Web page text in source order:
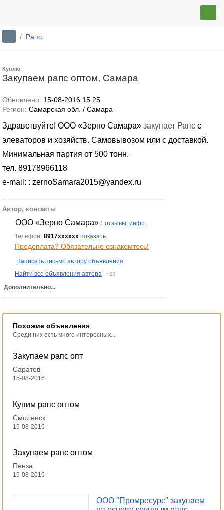
/ Рапс
Куплю
Закупаем рапс оптом, Самара
Обновлено: 15-08-2016 15:25
Регион: Самарская обл. / Самара
Здравствуйте! ООО «Зерно Самара» закупает Рапс с
элеваторов и хозяйств. Самовывозом или с доставкой.
Минимальная партия от 500 тонн.
тел. 89178966118
e-mail: : zernoSamara2015@yandex.ru
Автор, контакты
ООО «Зерно Самара» / отзывы, инфо.
Телефон: 8917xxxxxx показать
Предоплата? Обязательно ознакомтесь!
Написать письмо автору объявления
Найти все объявления автора
~23
Дополнительно...
Похожие объявления
Среди них есть много интересных...
Закупаем рапс опт
Саратов
15-08-2016
Купим рапс оптом
Смоленск
15-08-2016
Закупаем рапс оптом
Пенза
15-08-2016
ООО "Промресурс" закупаем